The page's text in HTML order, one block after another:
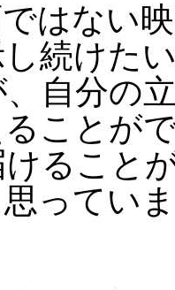
はない
続けた
自分の
ことが
ること
ってい